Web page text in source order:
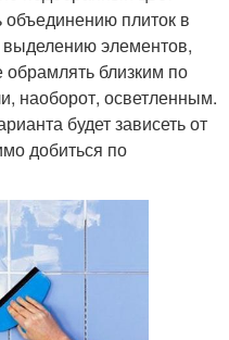
объединению плиток в
выделению элементов,
близким по
наоборот, осветленным.
будет зависеть от
добиться по